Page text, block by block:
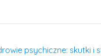
psychiczne: skutki i